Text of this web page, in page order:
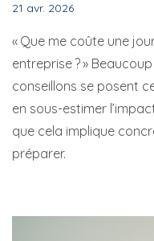
21 avr. 2026
« Que me coûte une
entreprise ? »
conseillons se posent
en sous-estimer
que cela implique
préparer.